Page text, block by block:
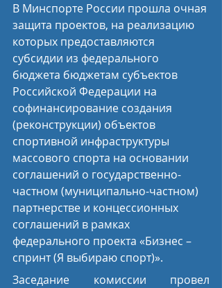
В Минспорте России прошла очная
защита проектов, на реализацию
которых предоставляются
субсидии из федерального
бюджета бюджетам субъектов
Российской Федерации на
софинансирование создания
(реконструкции) объектов
спортивной инфраструктуры
массового спорта на основании
соглашений о государственно-
частном (муниципально-частном)
партнерстве и концессионных
соглашений в рамках
федерального проекта «Бизнес –
спринт (Я выбираю спорт)».
Заседание комиссии провел